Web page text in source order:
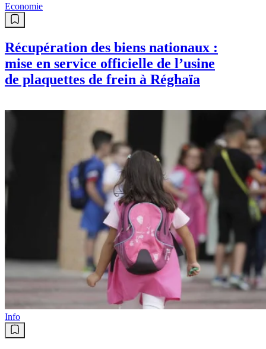
Economie
Récupération des biens nationaux :
mise en service officielle de l’usine
de plaquettes de frein à Réghaïa
Info